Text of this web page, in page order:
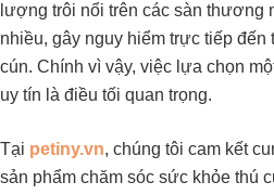
lượng trôi nổi trên các sàn thương
nhiều, gây nguy hiểm trực tiếp đến
cún. Chính vì vậy, việc lựa chọn
uy tín là điều tối quan trọng.
Tại petiny.vn, chúng tôi cam kết
sản phẩm chăm sóc sức khỏe thú